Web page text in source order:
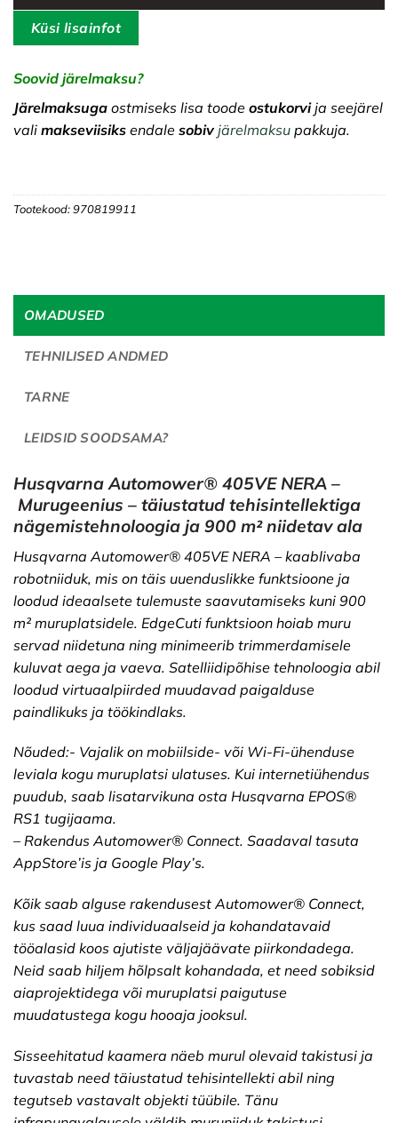
Küsi lisainfot
Soovid järelmaksu?
Järelmaksuga ostmiseks lisa toode ostukorvija seejärel
vali makseviisiks endale sobiv järelmaksu pakkuja.
Tootekood:970819911
OMADUSED
TEHNILISED ANDMED
TARNE
LEIDSID SOODSAMA?
Husqvarna Automower® 405VE NERA –
Murugeenius – täiustatud tehisintellektiga
nägemistehnoloogia ja 900 m² niidetav ala
Husqvarna Automower® 405VE NERA – kaablivaba
robotniiduk, mis on täis uuenduslikke funktsioone ja
loodud ideaalsete tulemuste saavutamiseks kuni 900
m² muruplatsidele. EdgeCuti funktsioon hoiab muru
servad niidetuna ning minimeerib trimmerdamisele
kuluvat aega ja vaeva. Satelliidipõhise tehnoloogia abil
loodud virtuaalpiirded muudavad paigalduse
paindlikuks ja töökindlaks.
Nõuded:- Vajalik on mobiilside- või Wi-Fi-ühenduse
leviala kogu muruplatsi ulatuses. Kui internetiühendus
puudub, saab lisatarvikuna osta Husqvarna EPOS®
RS1 tugijaama.
– Rakendus Automower® Connect. Saadaval tasuta
AppStore’is ja Google Play’s.
Kõik saab alguse rakendusest Automower® Connect,
kus saad luua individuaalseid ja kohandatavaid
tööalasid koos ajutiste väljajäävate piirkondadega.
Neid saab hiljem hõlpsalt kohandada, et need sobiksid
aiaprojektidega või muruplatsi paigutuse
muudatustega kogu hooaja jooksul.
Sisseehitatud kaamera näeb murul olevaid takistusi ja
tuvastab need täiustatud tehisintellekti abil ning
tegutseb vastavalt objekti tüübile. Tänu